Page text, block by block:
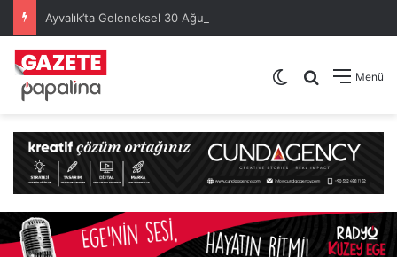
Menü
Arama yap
Dış görünümü